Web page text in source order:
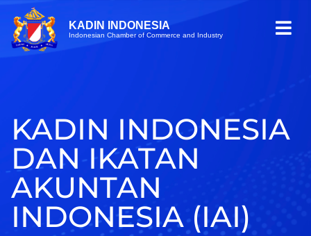
KADIN INDONESIA
Indonesian Chamber of Commerce and Industry
KADIN INDONESIA
DAN IKATAN
AKUNTAN
INDONESIA (IAI)